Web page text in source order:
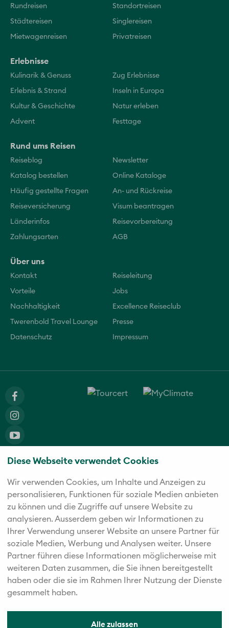
Diese Webseite verwendet Cookies
Wir verwenden Cookies, um Inhalte und Anzeigen zu
personalisieren, Funktionen für soziale Medien anbieten
zu können und die Zugriffe auf unsere Website zu
analysieren. Außerdem geben wir Informationen zu
Ihrer Verwendung unserer Website an unsere Partner für
soziale Medien, Werbung und Analysen weiter. Unsere
Partner führen diese Informationen möglicherweise mit
weiteren Daten zusammen, die Sie ihnen bereitgestellt
haben oder die sie im Rahmen Ihrer Nutzung der Dienste
gesammelt haben.
Alle zulassen
Rundreisen Standortreisen
Städtereisen Singlereisen
Mietwagenreisen Privatreisen
Erlebnisse
Kulinarik & Genuss Zug Erlebnisse
Erlebnis & Strand Inseln in Europa
Kultur & Geschichte Natur erleben
Advent Festtage
Rund ums Reisen
Reiseblog Newsletter
Katalog bestellen Online Kataloge
Häufig gestellte Fragen An- und Rückreise
Reiseversicherung Visum beantragen
Länderinfos Reisevorbereitung
Zahlungsarten AGB
Über uns
Kontakt Reiseleitung
Vorteile Jobs
Nachhaltigkeit Excellence Reiseclub
Twerenbold Travel Lounge Presse
Datenschutz Impressum
Die fünf starken Marken der Twerenbold Reisen Gruppe